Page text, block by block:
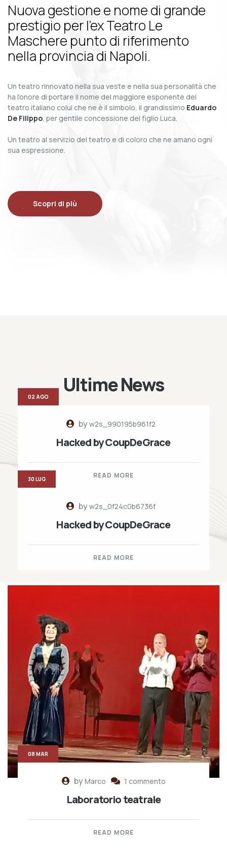
Nuova gestione e nome di grande
prestigio per l’ex Teatro Le
Maschere punto di riferimento
nella provincia di Napoli.
Un teatro rinnovato nella sua veste e nella sua personalità che
ha l’onore di portare il nome del maggiore esponente del
teatro italiano colui che ne è il simbolo, il grandissimo Eduardo
De Filippo, per gentile concessione del figlio Luca.
Un teatro al servizio del teatro e di coloro che ne amano ogni
sua espressione.
Scopri di più
Ultime News
byw2s_990195b961f2
Hacked by CoupDeGrace
READ MORE
02 AGO
byw2s_0f24c0b6736f
Hacked by CoupDeGrace
READ MORE
30 LUG
byMarco 1 commento
Laboratorio teatrale
READ MORE
08 MAR